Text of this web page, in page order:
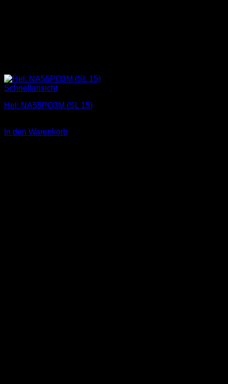
Schnellansicht
Hel: NA55PO3M (SL 15)
In den Warenkorb